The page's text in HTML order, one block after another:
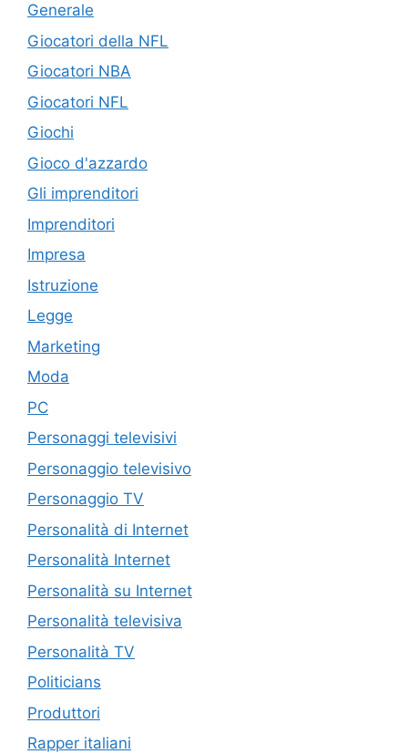
Generale
Giocatori della NFL
Giocatori NBA
Giocatori NFL
Giochi
Gioco d'azzardo
Gli imprenditori
Imprenditori
Impresa
Istruzione
Legge
Marketing
Moda
PC
Personaggi televisivi
Personaggio televisivo
Personaggio TV
Personalità di Internet
Personalità Internet
Personalità su Internet
Personalità televisiva
Personalità TV
Politicians
Produttori
Rapper italiani